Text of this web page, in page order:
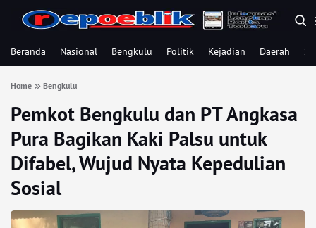
Beranda Nasional Bengkulu Politik Kejadian Daerah
Home Bengkulu
Pemkot Bengkulu dan PT Angkasa
Pura Bagikan Kaki Palsu untuk
Difabel, Wujud Nyata Kepedulian
Sosial